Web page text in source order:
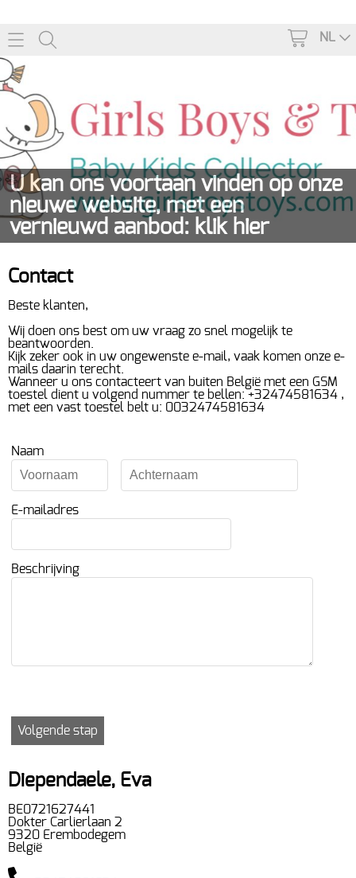
NL
U kan ons voortaan vinden op onze
nieuwe website, met een
vernieuwd aanbod: klik hier
Home
Webshop
KINDERKAMER
SPEELGOED
BOEKEN
MERCHANDISE & GADGETS
VERZAMELEN
Info
Contact
Gastenboek
Contact
Beste klanten,
Wij doen ons best om uw vraag zo snel mogelijk te
beantwoorden.
Kijk zeker ook in uw ongewenste e-mail, vaak komen onze e-
mails daarin terecht.
Wanneer u ons contacteert van buiten België met een GSM
toestel dient u volgend nummer te bellen: +32474581634 ,
met een vast toestel belt u: 0032474581634
Naam
E-mailadres
Beschrijving
Diependaele, Eva
BE0721627441
Dokter Carlierlaan 2
9320 Erembodegem
België